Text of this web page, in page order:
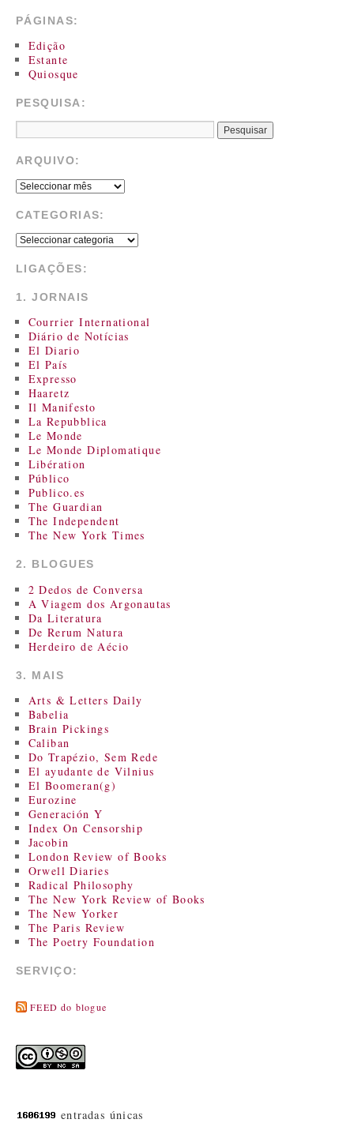
PÁGINAS:
Edição
Estante
Quiosque
PESQUISA:
ARQUIVO:
CATEGORIAS:
LIGAÇÕES:
1. JORNAIS
Courrier International
Diário de Notícias
El Diario
El País
Expresso
Haaretz
Il Manifesto
La Repubblica
Le Monde
Le Monde Diplomatique
Libération
Público
Publico.es
The Guardian
The Independent
The New York Times
2. BLOGUES
2 Dedos de Conversa
A Viagem dos Argonautas
Da Literatura
De Rerum Natura
Herdeiro de Aécio
3. MAIS
Arts & Letters Daily
Babelia
Brain Pickings
Caliban
Do Trapézio, Sem Rede
El ayudante de Vilnius
El Boomeran(g)
Eurozine
Generación Y
Index On Censorship
Jacobin
London Review of Books
Orwell Diaries
Radical Philosophy
The New York Review of Books
The New Yorker
The Paris Review
The Poetry Foundation
SERVIÇO:
FEED do blogue
entradas únicas